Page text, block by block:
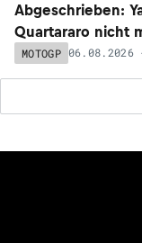
Abgeschrieben:
Quartararo nicht
MOTOGP 06.08.2026